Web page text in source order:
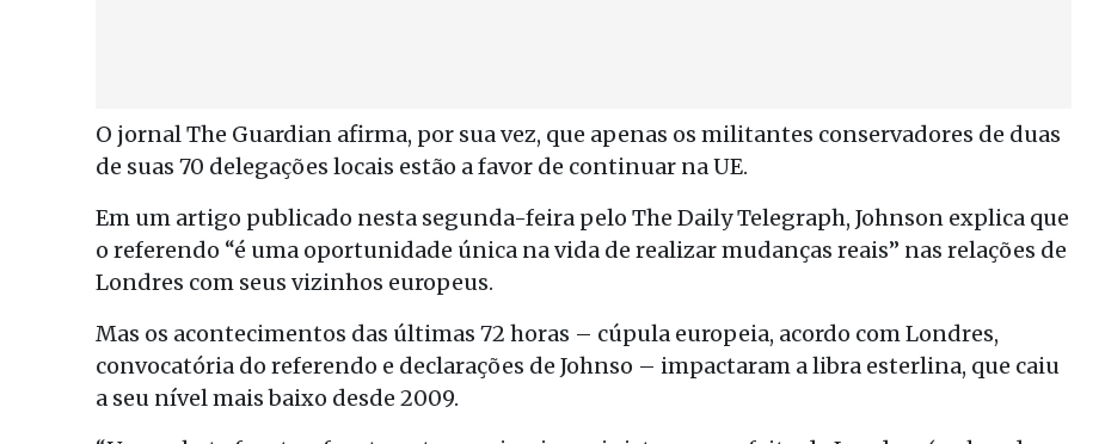
O jornal The Guardian afirma, por sua vez, que apenas os militantes conservadores de duas
de suas 70 delegações locais estão a favor de continuar na UE.
Em um artigo publicado nesta segunda-feira pelo The Daily Telegraph, Johnson explica que
o referendo “é uma oportunidade única na vida de realizar mudanças reais” nas relações de
Londres com seus vizinhos europeus.
Mas os acontecimentos das últimas 72 horas – cúpula europeia, acordo com Londres,
convocatória do referendo e declarações de Johnso – impactaram a libra esterlina, que caiu
a seu nível mais baixo desde 2009.